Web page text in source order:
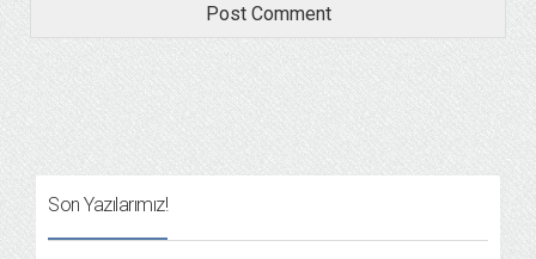
Son Yazılarımız!